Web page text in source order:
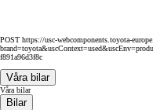
POST https://usc-webcomponents.toyota-
f891a96d3f8c
Våra bilar
Våra bilar
Bilar